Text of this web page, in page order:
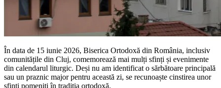
În data de 15 iunie 2026, Biserica Ortodoxă din România, inclusiv
comunitățile din Cluj, comemorează mai mulți sfinți și evenimente
din calendarul liturgic. Deși nu am identificat o sărbătoare principală
sau un praznic major pentru această zi, se recunoaște cinstirea unor
sfinți pomeniți în tradiția ortodoxă.